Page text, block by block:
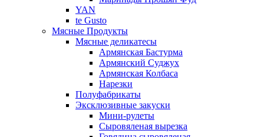
YAN
te Gusto
Мясные Продукты
Мясные деликатесы
Армянская Бастурма
Армянский Суджух
Армянская Колбаса
Нарезки
Полуфабрикаты
Эксклюзивные закуски
Мини-рулеты
Сыровяленая вырезка